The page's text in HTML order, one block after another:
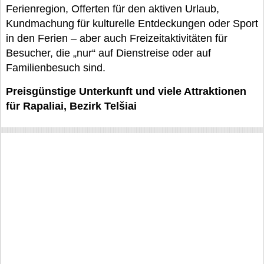
Ferienregion, Offerten für den aktiven Urlaub,
Kundmachung für kulturelle Entdeckungen oder Sport
in den Ferien – aber auch Freizeitaktivitäten für
Besucher, die „nur“ auf Dienstreise oder auf
Familienbesuch sind.
Preisgünstige Unterkunft und viele Attraktionen
für Rapaliai, Bezirk Telšiai